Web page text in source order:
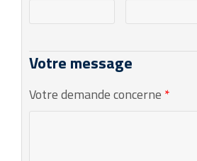
Votre message
Votre demande concerne *